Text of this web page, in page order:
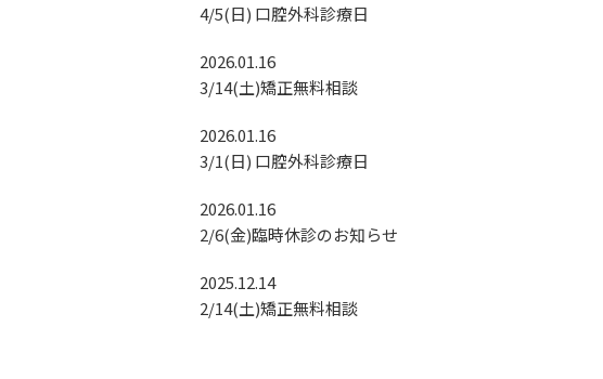
4/5(日) 口腔外科診療日
2026.01.16
3/14(土)矯正無料相談
2026.01.16
3/1(日) 口腔外科診療日
2026.01.16
2/6(金)臨時休診のお知らせ
2025.12.14
2/14(土)矯正無料相談